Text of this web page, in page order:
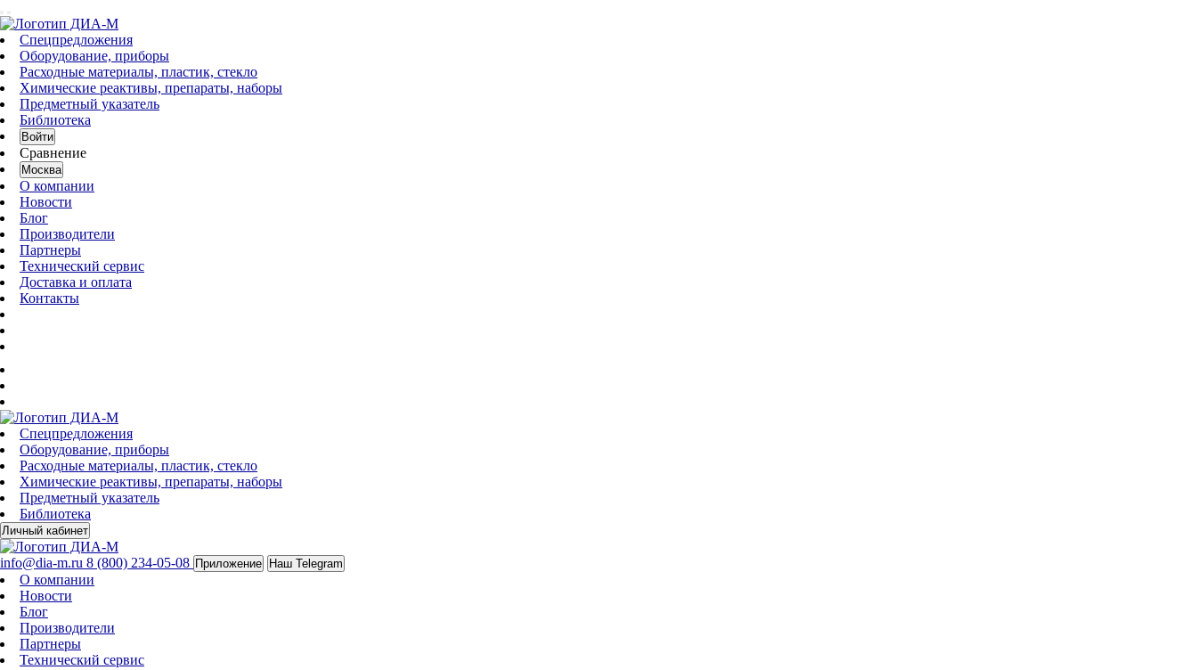
Спецпредложения
Оборудование, приборы
Расходные материалы, пластик, стекло
Химические реактивы, препараты, наборы
Предметный указатель
Библиотека
Войти
Сравнение
Москва
О компании
Новости
Блог
Производители
Партнеры
Технический сервис
Доставка и оплата
Контакты
Спецпредложения
Оборудование, приборы
Расходные материалы, пластик, стекло
Химические реактивы, препараты, наборы
Предметный указатель
Библиотека
Личный кабинет
info@dia-m.ru 8 (800) 234-05-08 Приложение Наш Telegram
О компании
Новости
Блог
Производители
Партнеры
Технический сервис